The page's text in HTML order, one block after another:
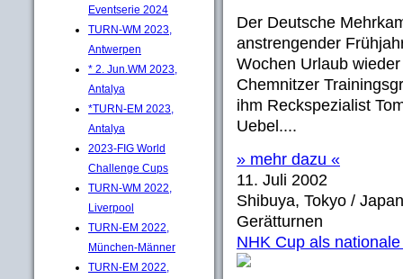
Eventserie 2024
TURN-WM 2023,
Antwerpen
* 2. Jun.WM 2023,
Antalya
*TURN-EM 2023,
Antalya
2023-FIG World
Challenge Cups
TURN-WM 2022,
Liverpool
TURN-EM 2022,
München-Männer
TURN-EM 2022,
Der Deutsche
anstrengender
Wochen Urlaub
Chemnitzer
ihm Reckspezialist
Uebel....
» mehr dazu «
11. Juli 2002
Shibuya, Tokyo / Japan
Gerätturnen
NHK Cup als